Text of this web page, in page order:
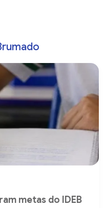
metas do IDEB